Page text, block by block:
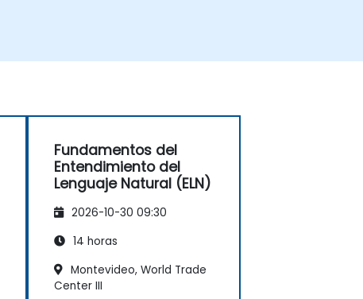
Fundamentos del
Entendimiento del
Lenguaje Natural (ELN)
2026-10-30 09:30
14 horas
Montevideo, World Trade
Center III